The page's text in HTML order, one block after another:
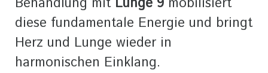
diese fundamentale Energie und bringt
Herz und Lunge wieder in
harmonischen Einklang.